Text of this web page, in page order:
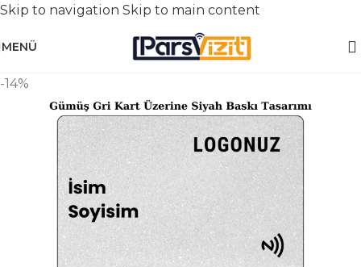
Skip to navigation Skip to main content
MENÜ
-14%